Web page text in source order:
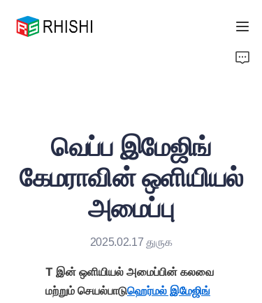
வெப்ப இமேஜிங்
கேமராவின் ஒளியியல்
அமைப்பு
2025.02.17 துருக
T இன் ஒளியியல் அமைப்பின் கலவை
மற்றும் செயல்பாடுஹெர்மல் இமேஜிங்
About Us
News